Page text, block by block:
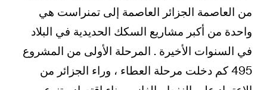
من العاصمة الجزائر العاصمة إلى تمنراست هي
واحدة من أكبر مشاريع السكك الحديدية في البلاد
في السنوات الأخيرة . المرحلة الأولى من المشروع
495 كم دخلت مرحلة العطاء ، وراء الجزائر من